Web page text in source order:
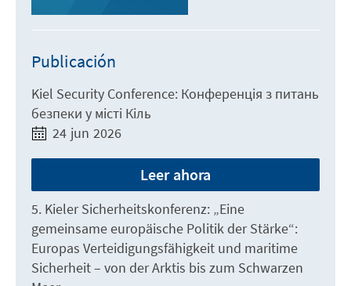
Publicación
Kiel Security Conference: Конференція з питань
безпеки у місті Кіль
24 jun 2026
Leer ahora
5. Kieler Sicherheitskonferenz: „Eine
gemeinsame europäische Politik der Stärke“:
Europas Verteidigungsfähigkeit und maritime
Sicherheit – von der Arktis bis zum Schwarzen